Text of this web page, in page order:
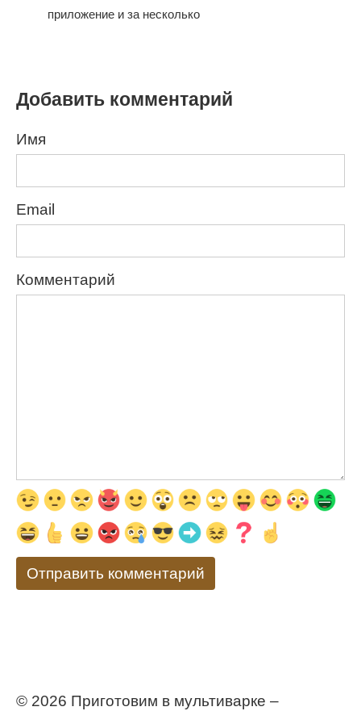
приложение и за несколько
Добавить комментарий
Имя
Email
Комментарий
© 2026 Приготовим в мультиварке –